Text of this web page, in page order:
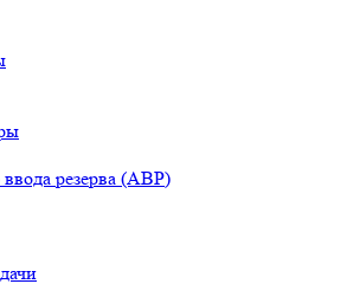
ввода резерва (АВР)